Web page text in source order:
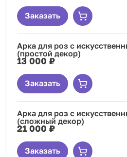
Заказать
Арка для роз с
(простой декор)
13 000 ₽
Заказать
Арка для роз с
(сложный декор)
21 000 ₽
Заказать